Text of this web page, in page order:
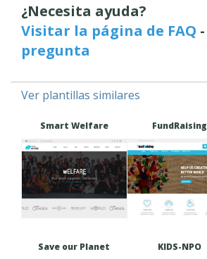
¿Necesita ayuda?
Visitar la página de FAQ -
pregunta
Ver plantillas similares
Smart Welfare FundRaising
Save our Planet KIDS-NPO